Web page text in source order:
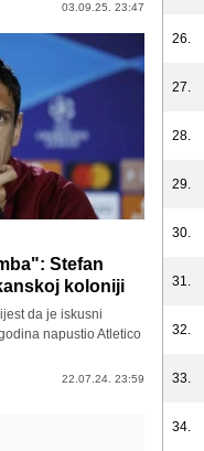
03.09.25. 23:47
Stefan
koloniji
da je iskusni
napustio Atletico
22.07.24. 23:59
26.
27.
28.
29.
30.
31.
32.
33.
34.